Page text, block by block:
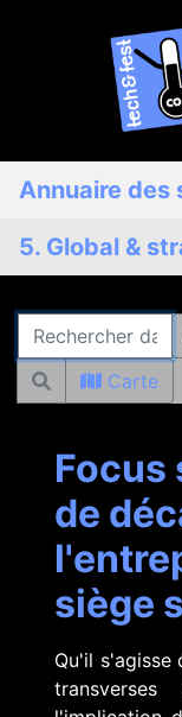
Annuaire des
5. Global &
Rechercher
Carte
Focus
de
siège
Qu'il s'agisse